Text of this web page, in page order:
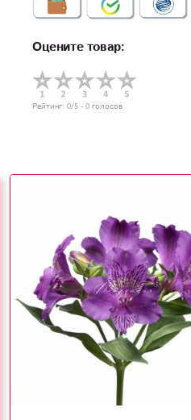
Оцените товар:
Рейтинг: 0/5 - 0 голосов